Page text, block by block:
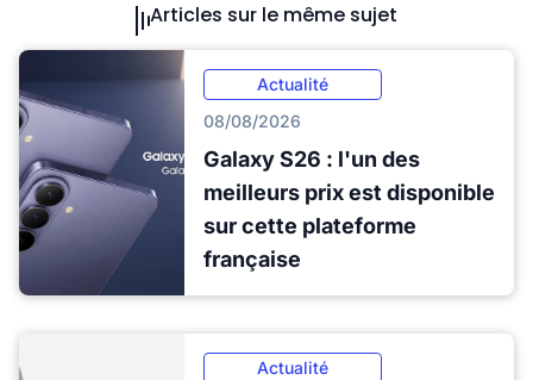
Articles sur le même sujet
Actualité
08/08/2026
Galaxy S26 : l'un des
meilleurs prix est disponible
sur cette plateforme
française
Actualité